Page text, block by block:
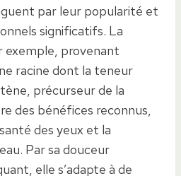
par leur popularité et
significatifs. La
exemple, provenant
racine dont la teneur
précurseur de la
des bénéfices reconnus,
des yeux et la
Par sa douceur
elle s’adapte à de